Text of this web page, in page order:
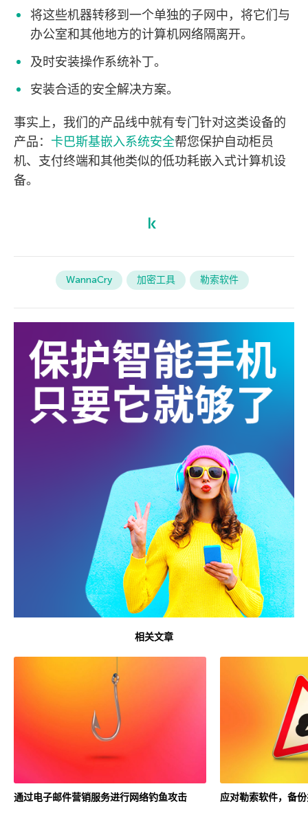
将这些机器转移到一个单独的子网中，将它们与
办公室和其他地方的计算机网络隔离开。
及时安装操作系统补丁。
安装合适的安全解决方案。
事实上，我们的产品线中就有专门针对这类设备的
产品： 卡巴斯基嵌入系统安全帮您保护自动柜员
机、支付终端和其他类似的低功耗嵌入式计算机设
备。
WannaCry 加密工具 勒索软件
相关文章
通过电子邮件营销服务进行网络钓鱼攻击 应对勒索软件，备